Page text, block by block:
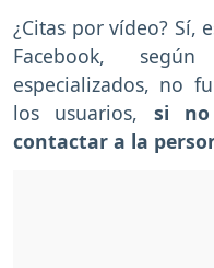
¿Citas por vídeo? Sí,
Facebook,
especializados, no
los usuarios, si no
contactar a la